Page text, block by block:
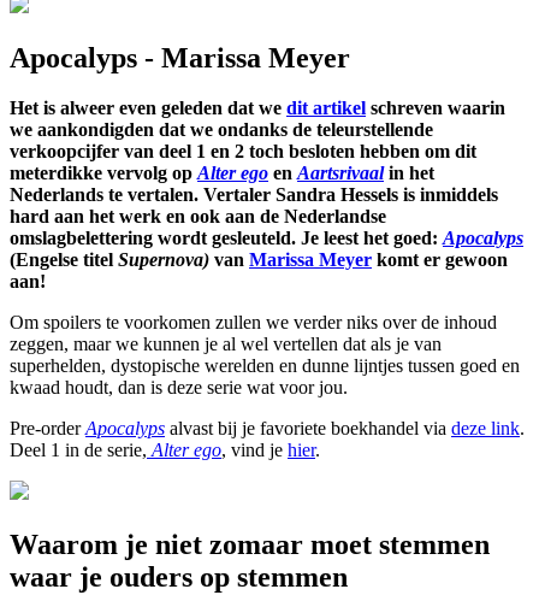
Apocalyps - Marissa Meyer
Het is alweer even geleden dat we dit artikel schreven waarin
we aankondigden dat we ondanks de teleurstellende
verkoopcijfer van deel 1 en 2 toch besloten hebben om dit
meterdikke vervolg opAlter ego enAartsrivaalin het
Nederlands te vertalen. Vertaler Sandra Hessels is inmiddels
hard aan het werk en ook aan de Nederlandse
omslagbelettering wordt gesleuteld. Je leest het goed:Apocalyps
(Engelse titel Supernova) van Marissa Meyer komt er gewoon
aan!
Om spoilers te voorkomen zullen we verder niks over de inhoud
zeggen, maar we kunnen je al wel vertellen dat als je van
superhelden, dystopische werelden en dunne lijntjes tussen goed en
kwaad houdt, dan is deze serie wat voor jou.
Pre-orderApocalyps alvast bij je favoriete boekhandel via deze link.
Deel 1 in de serie, Alter ego, vind je hier.
Waarom je niet zomaar moet stemmen
waar je ouders op stemmen